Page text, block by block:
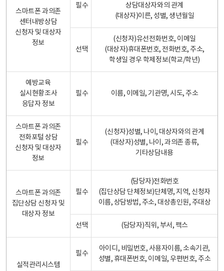
스마트폰 과의존
센터내방상담
신청자 및 대상자
정보
필수
상담대상자와의 관계
(대상자)이른, 성별, 생년월일
선택
(신청자)유선전화번호, 이메일
(대상자)휴대폰번호, 전화번호, 주소,
학생일 경우 학제정보(학교/학년)
예방교육
실시현황조사
응답자 정보
필수 이름, 이메일, 기관명, 시도, 주소
스마트폰 과의존
전화포털 상담
신청자 및 대상자
정보
필수
(신청자)성별, 나이, 대상자와의 관계
(대상자)성별, 나이, 과의존 종류,
기타상담내용
스마트폰 과의존
집단상담 신청자 및
대상자 정보
필수
(담당자)전화번호
(집단상담 단체정보)단체명, 지역, 신청자
이름, 상담방법, 주소, 대상총인원, 주대상
선택 (담당자)직위, 부서, 팩스
실적관리시스템
필수
아이디, 비밀번호, 사용자이름, 소속기관,
성별, 휴대폰번호, 이메일, 우편번호, 주소